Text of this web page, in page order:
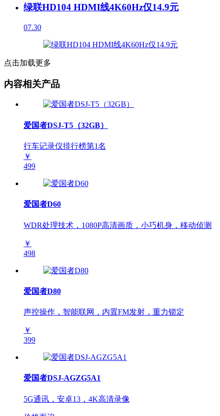
绿联HD104 HDMI线4K60Hz仅14.9元
07.30
点击加载更多
内容相关产品
爱国者DSJ-T5（32GB）
行车记录仪排行榜第1名
￥
499
爱国者D60
WDR处理技术，1080P高清画质，小巧机身，移动侦测
￥
498
爱国者D80
声控操作，智能联网，内置FM发射，重力锁定
￥
399
爱国者DSJ-AGZG5A1
5G通讯，安卓13，4K高清录像